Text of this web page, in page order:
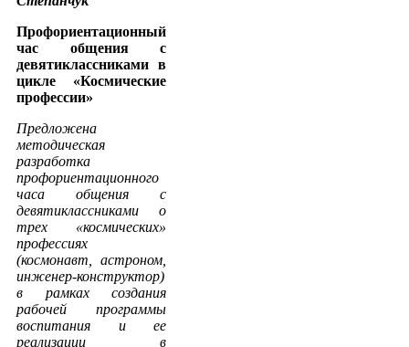
Профориентационный
час общения с
девятиклассниками в
цикле «Космические
профессии»
Предложена
методическая
разработка
профориентационного
часа общения с
девятиклассниками о
трех «космических»
профессиях
(космонавт, астроном,
инженер-конструктор)
в рамках создания
рабочей программы
воспитания и ее
реализации в